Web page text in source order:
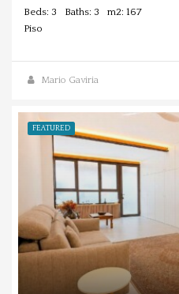
Beds: 3 Baths: 3
m2: 167
Piso
Mario Gaviria
FEATURED